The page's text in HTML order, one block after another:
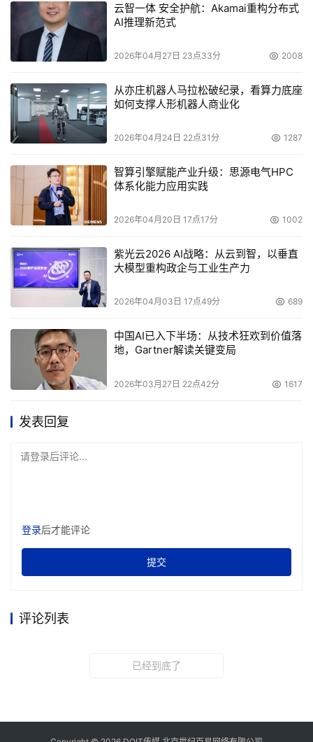
云智一体 安全护航：Akamai重构分布式
AI推理新范式
2026年04月27日 23点33分 2008
从亦庄机器人马拉松破纪录，看算力底座
如何支撑人形机器人商业化
2026年04月24日 22点31分 1287
智算引擎赋能产业升级：思源电气HPC
体系化能力应用实践
2026年04月20日 17点17分 1002
紫光云2026 AI战略：从云到智，以垂直
大模型重构政企与工业生产力
2026年04月03日 17点49分 689
中国AI已入下半场：从技术狂欢到价值落
地，Gartner解读关键变局
2026年03月27日 22点42分 1617
发表回复
请登录后评论...
登录后才能评论
提交
评论列表
已经到底了